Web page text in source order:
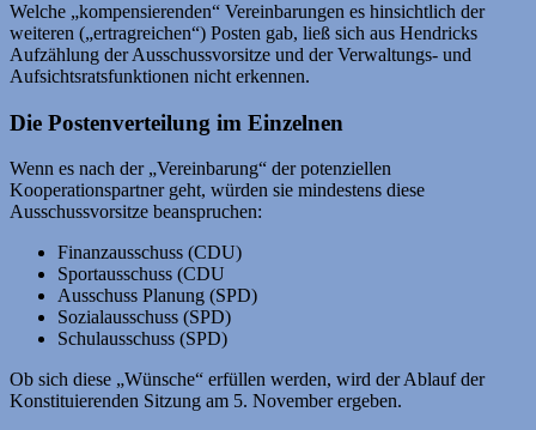
Welche „kompensierenden“ Vereinbarungen es hinsichtlich der
weiteren („ertragreichen“) Posten gab, ließ sich aus Hendricks
Aufzählung der Ausschussvorsitze und der Verwaltungs- und
Aufsichtsratsfunktionen nicht erkennen.
Die Postenverteilung im Einzelnen
Wenn es nach der „Vereinbarung“ der potenziellen
Kooperationspartner geht, würden sie mindestens diese
Ausschussvorsitze beanspruchen:
Finanzausschuss (CDU)
Sportausschuss (CDU
Ausschuss Planung (SPD)
Sozialausschuss (SPD)
Schulausschuss (SPD)
Ob sich diese „Wünsche“ erfüllen werden, wird der Ablauf der
Konstituierenden Sitzung am 5. November ergeben.